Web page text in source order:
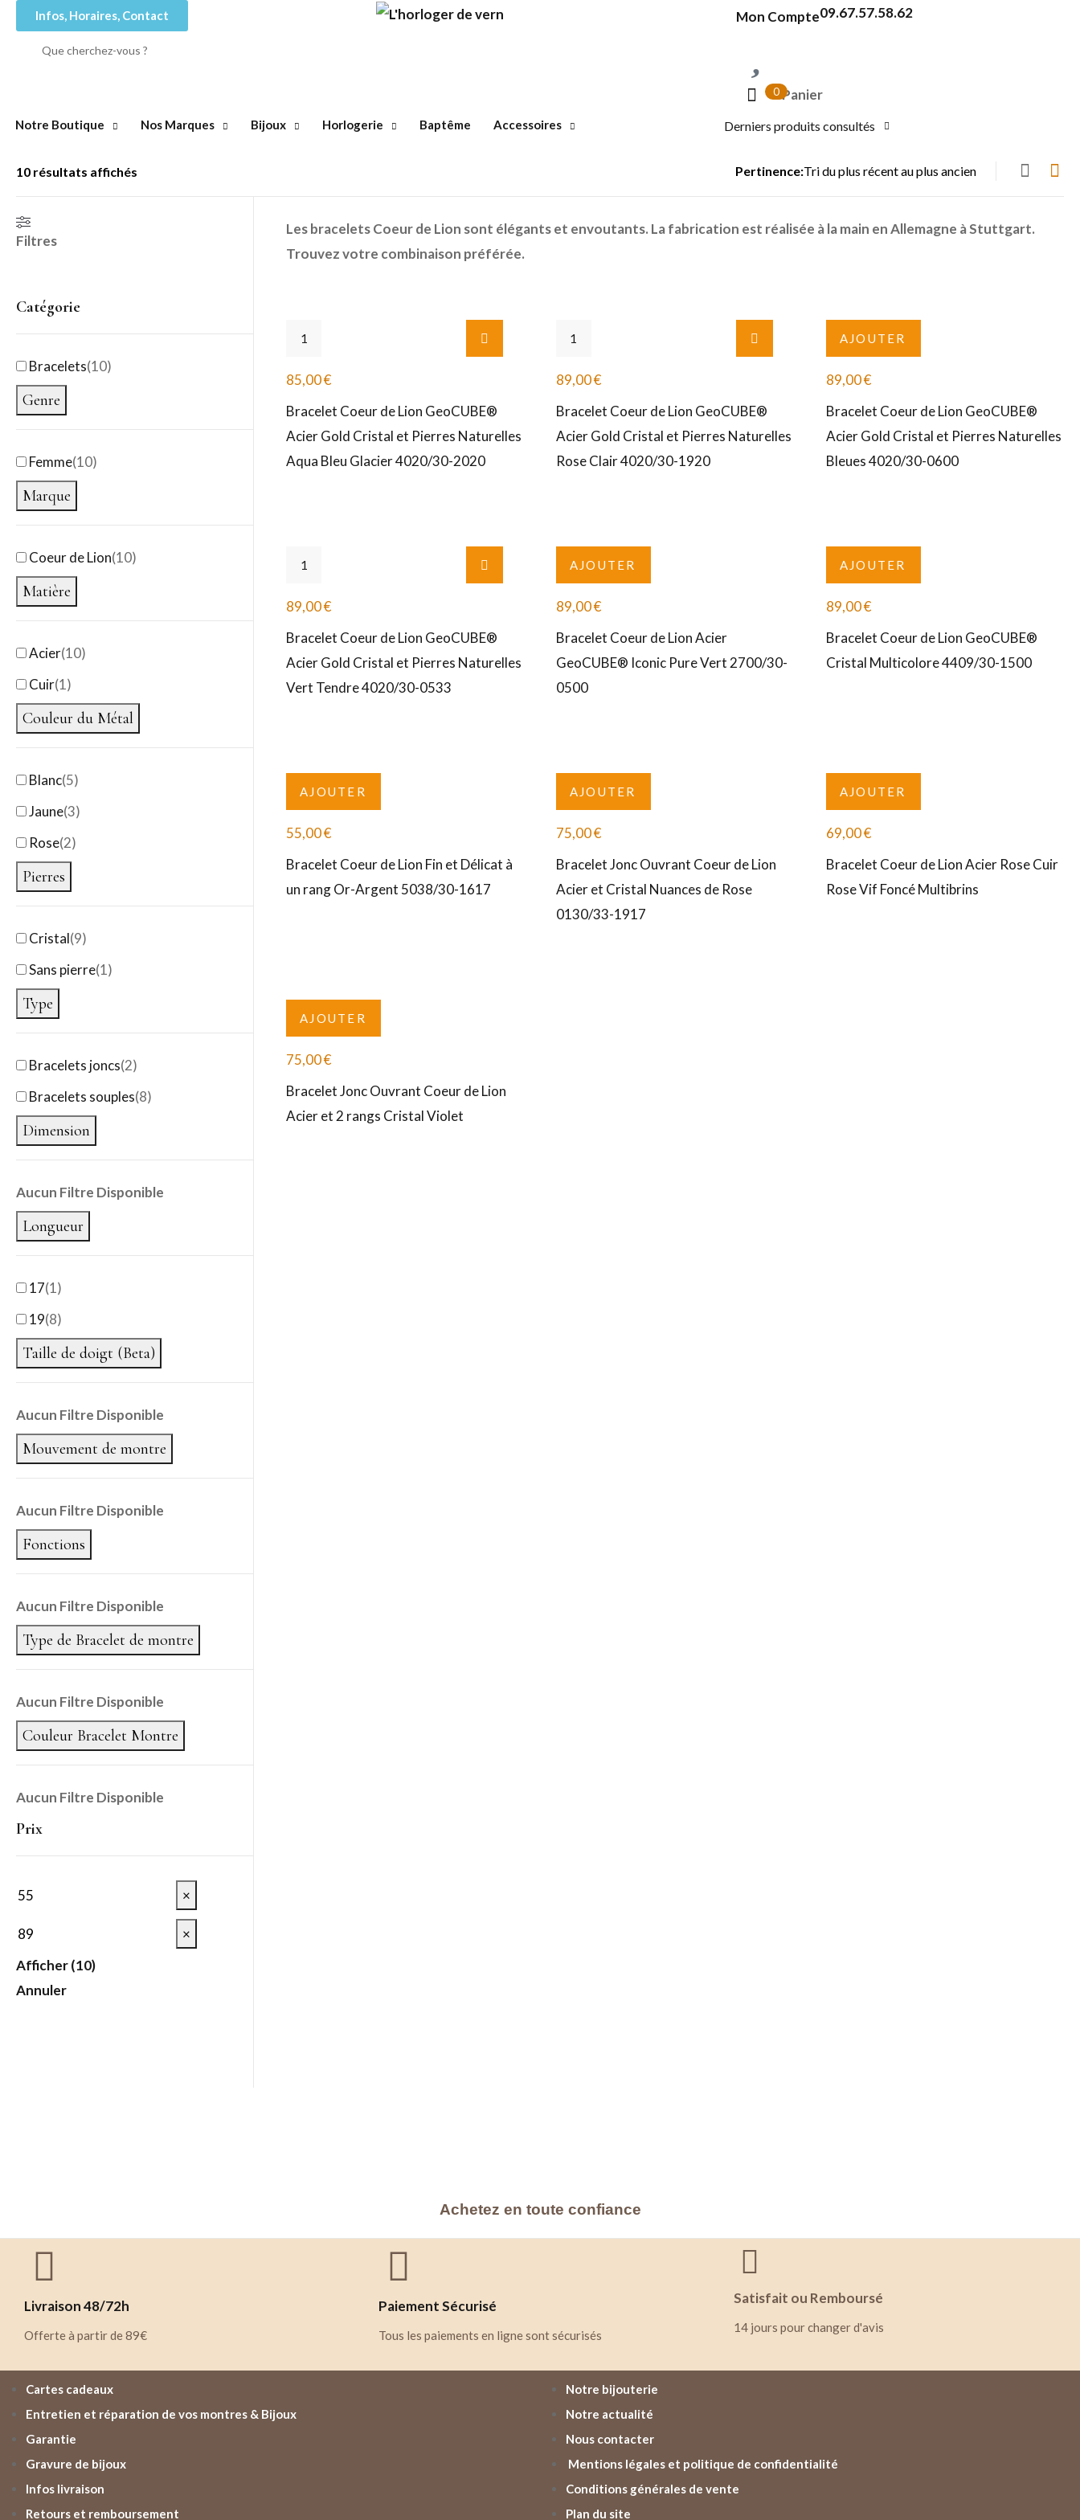
Infos, Horaires, Contact Mon Compte09.67.57.58.62
0 Panier
Notre Boutique Nos Marques Bijoux Horlogerie Baptême Accessoires Derniers produits consultés
10 résultats affichés Pertinence:
Filtres
Catégorie
Bracelets(10)
Genre
Femme(10)
Marque
Coeur de Lion(10)
Matière
Acier(10)
Cuir(1)
Couleur du Métal
Blanc(5)
Jaune(3)
Rose(2)
Pierres
Cristal(9)
Sans pierre(1)
Type
Bracelets joncs(2)
Bracelets souples(8)
Dimension
Aucun Filtre Disponible
Longueur
17(1)
19(8)
Taille de doigt (Beta)
Aucun Filtre Disponible
Mouvement de montre
Aucun Filtre Disponible
Fonctions
Aucun Filtre Disponible
Type de Bracelet de montre
Aucun Filtre Disponible
Couleur Bracelet Montre
Aucun Filtre Disponible
Prix
×
×
Afficher(10)
Annuler
Les bracelets Coeur de Lion sont élégants et envoutants. La fabrication est réalisée à la main en Allemagne à Stuttgart.
Trouvez votre combinaison préférée.
85,00€
Bracelet Coeur de Lion GeoCUBE®
Acier Gold Cristal et Pierres Naturelles
Aqua Bleu Glacier 4020/30-2020
89,00€
Bracelet Coeur de Lion GeoCUBE®
Acier Gold Cristal et Pierres Naturelles
Rose Clair 4020/30-1920
AJOUTER
89,00€
Bracelet Coeur de Lion GeoCUBE®
Acier Gold Cristal et Pierres Naturelles
Bleues 4020/30-0600
89,00€
Bracelet Coeur de Lion GeoCUBE®
Acier Gold Cristal et Pierres Naturelles
Vert Tendre 4020/30-0533
AJOUTER
89,00€
Bracelet Coeur de Lion Acier
GeoCUBE® Iconic Pure Vert 2700/30-
0500
AJOUTER
89,00€
Bracelet Coeur de Lion GeoCUBE®
Cristal Multicolore 4409/30-1500
AJOUTER
55,00€
Bracelet Coeur de Lion Fin et Délicat à
un rang Or-Argent 5038/30-1617
AJOUTER
75,00€
Bracelet Jonc Ouvrant Coeur de Lion
Acier et Cristal Nuances de Rose
0130/33-1917
AJOUTER
69,00€
Bracelet Coeur de Lion Acier Rose Cuir
Rose Vif Foncé Multibrins
AJOUTER
75,00€
Bracelet Jonc Ouvrant Coeur de Lion
Acier et 2 rangs Cristal Violet
Achetez en toute confiance
Livraison 48/72h
Offerte à partir de 89€
Paiement Sécurisé
Tous les paiements en ligne sont sécurisés
Satisfait ou Remboursé
14 jours pour changer d'avis
Cartes cadeaux
Entretien et réparation de vos montres & Bijoux
Garantie
Gravure de bijoux
Infos livraison
Retours et remboursement
Notre bijouterie
Notre actualité
Nous contacter
Mentions légales et politique de confidentialité
Conditions générales de vente
Plan du site